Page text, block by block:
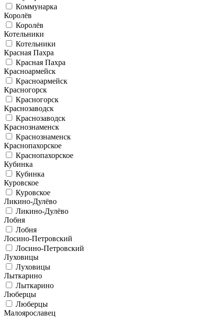
Коммунарка
Королёв
Королёв
Котельники
Котельники
Красная Пахра
Красная Пахра
Красноармейск
Красноармейск
Красногорск
Красногорск
Краснозаводск
Краснозаводск
Краснознаменск
Краснознаменск
Краснопахорское
Краснопахорское
Кубинка
Кубинка
Куровское
Куровское
Ликино-Дулёво
Ликино-Дулёво
Лобня
Лобня
Лосино-Петровский
Лосино-Петровский
Луховицы
Луховицы
Лыткарино
Лыткарино
Люберцы
Люберцы
Малоярославец